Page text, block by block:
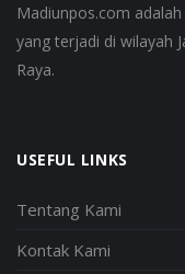
Madiunpos.com
yang terjadi di wilayah
Raya.
USEFUL LINKS
Tentang Kami
Kontak Kami